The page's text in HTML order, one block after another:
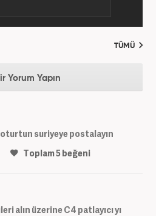
TÜMÜ
Yorum Yapın
suriyeye postalayın
Toplam5beğeni
alın üzerine C4 patlayıcı yı